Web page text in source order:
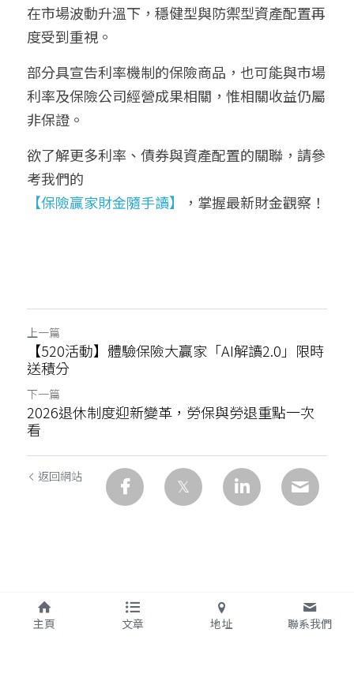
雲端險種資訊源租賃(含加值運算數據/AI應用)
保險早知道
繁體中文
English
(02)26547969
在市場波動升溫下，穩健型與防禦型資產配置再
度受到重視。
部分具宣告利率機制的保險商品，也可能與市場
利率及保險公司經營成果相關，惟相關收益仍屬
非保證。
欲了解更多利率、債券與資產配置的關聯，請參
考我們的
【保險贏家財金隨手讀】
，掌握最新財金觀察！
上一篇
【520活動】體驗保險大贏家「AI解讀2.0」限時
送積分
下一篇
2026退休制度迎新變革，勞保與勞退重點一次
看
返回網站
主頁 文章 地址 聯系我們